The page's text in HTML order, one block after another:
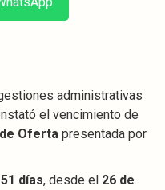
administrativas
el vencimiento de
Oferta presentada por
días, desde el 26 de